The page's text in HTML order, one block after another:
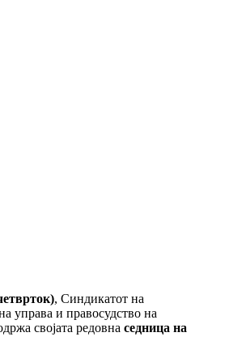
, Синдикатот на
управа и правосудство на
својата редовна седница на